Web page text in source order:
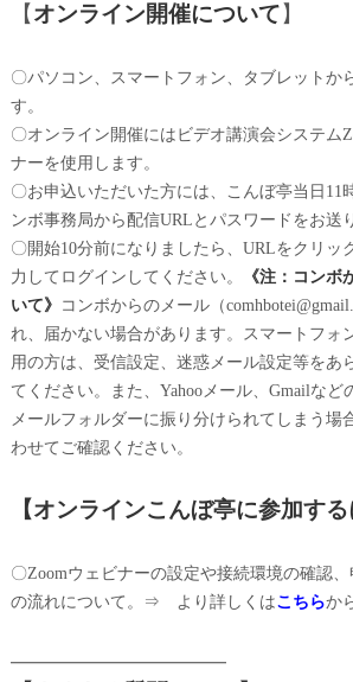
【オンライン開催について】
〇パソコン、スマートフォン、タブレットか
す。
〇オンライン開催にはビデオ講演会システム
ナーを使用します。
〇お申込いただいた方には、こんぼ亭当日11
ンボ事務局から配信URLとパスワードをお送
〇開始10分前になりましたら、URLをクリッ
力してログインしてください。
《注：コンボ
いて》 コンボからのメール（
れ、届かない場合があります。スマートフォ
用の方は、受信設定、迷惑メール設定等をあ
てください。また、Yahooメール、Gmailなど
メールフォルダーに振り分けられてしまう場
わせてご確認ください。
【オンラインこんぼ亭に参加する
〇Zoomウェビナーの設定や接続環境の確認
の流れについて。⇒ より詳しくはこちらか
━━━━━━━━━━━━━